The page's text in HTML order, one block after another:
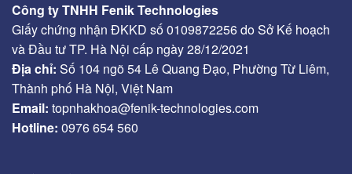
Công ty TNHH Fenik Technologies
Giấy chứng nhận ĐKKD số 0109872256 do Sở Kế hoạch
và Đầu tư TP. Hà Nội cấp ngày 28/12/2021
Địa chỉ: Số 104 ngõ 54 Lê Quang Đạo, Phường Từ Liêm,
Thành phố Hà Nội, Việt Nam
Email: topnhakhoa@fenik-technologies.com
Hotline: 0976 654 560